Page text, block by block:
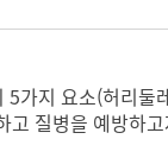
가지 요소(허리둘
질병을 예방하